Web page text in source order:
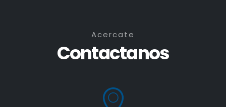
Acercate
Contactanos